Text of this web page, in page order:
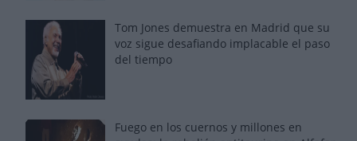
Tom Jones demuestra en Madrid que su
voz sigue desafiando implacable el paso
del tiempo
Fuego en los cuernos y millones en